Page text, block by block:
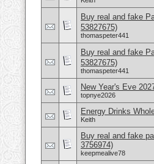
Buy real and fake
53827675)
thomaspeter441
Buy real and fake
53827675)
thomaspeter441
New Year's Eve
topnye2026
Energy Drinks
Keith
Buy real and fake
3756974)
keepmealive78